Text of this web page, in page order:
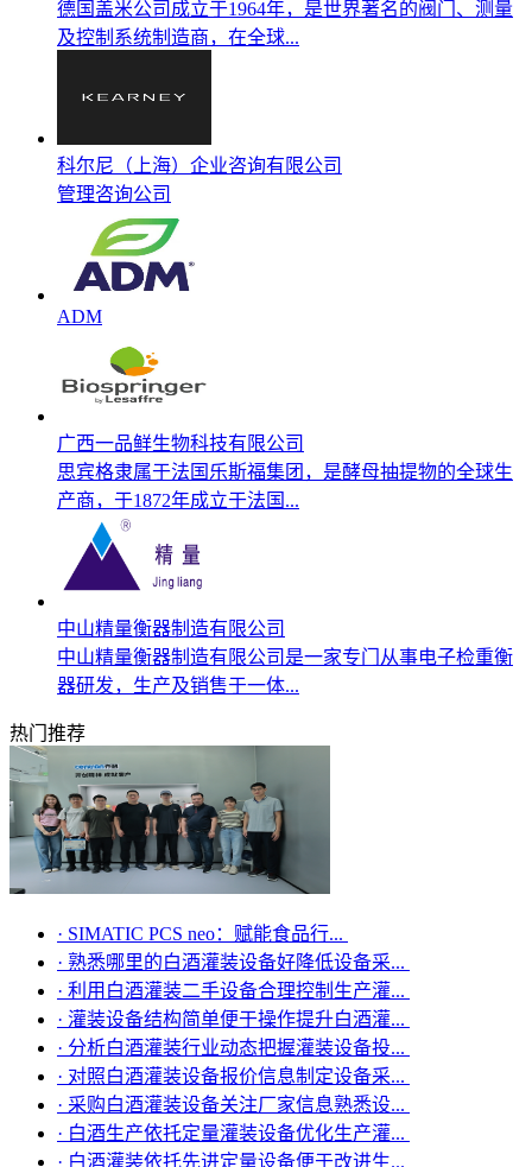
德国盖米公司成立于1964年，是世界著名的阀门、测量
及控制系统制造商，在全球...
科尔尼（上海）企业咨询有限公司
管理咨询公司
ADM
广西一品鲜生物科技有限公司
思宾格隶属于法国乐斯福集团，是酵母抽提物的全球生
产商，于1872年成立于法国...
中山精量衡器制造有限公司
中山精量衡器制造有限公司是一家专门从事电子检重衡
器研发，生产及销售于一体...
热门推荐
· SIMATIC PCS neo：赋能食品行...
· 熟悉哪里的白酒灌装设备好降低设备采...
· 利用白酒灌装二手设备合理控制生产灌...
· 灌装设备结构简单便于操作提升白酒灌...
· 分析白酒灌装行业动态把握灌装设备投...
· 对照白酒灌装设备报价信息制定设备采...
· 采购白酒灌装设备关注厂家信息熟悉设...
· 白酒生产依托定量灌装设备优化生产灌...
· 白酒灌装依托先进定量设备便于改进生...